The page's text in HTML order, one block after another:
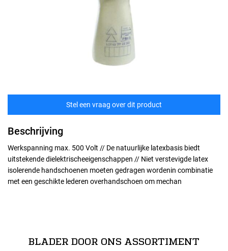
Stel een vraag over dit product
Beschrijving
Werkspanning max. 500 Volt // De natuurlijke latexbasis biedt
uitstekende dielektrischeeigenschappen // Niet verstevigde latex
isolerende handschoenen moeten gedragen wordenin combinatie
met een geschikte lederen overhandschoen om mechan
BLADER DOOR ONS ASSORTIMENT